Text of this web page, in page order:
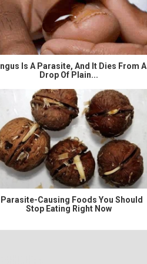
Is A Parasite, And It Dies From A
Drop Of Plain...
Causing Foods You Should
Stop Eating Right Now